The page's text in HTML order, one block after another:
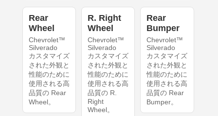
Rear
Wheel
Chevrolet™
Silverado
カスタマイズ
された外観と
性能のために
使用される高
品質の Rear
Wheel。
R. Right
Wheel
Chevrolet™
Silverado
カスタマイズ
された外観と
性能のために
使用される高
品質の R.
Right
Wheel。
Rear
Bumper
Chevrolet™
Silverado
カスタマイズ
された外観と
性能のために
使用される高
品質の Rear
Bumper。